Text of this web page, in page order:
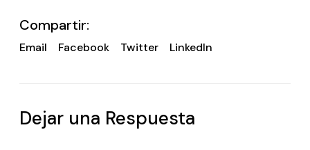
Compartir:
Email Facebook Twitter LinkedIn
Dejar una Respuesta